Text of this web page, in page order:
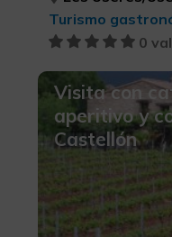
Turismo
0
Visita con
aperitivo y
Castellón